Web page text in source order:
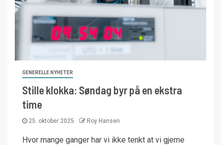
GENERELLE NYHETER
Stille klokka: Søndag byr på en ekstra
time
25. oktober 2025 Roy Hansen
Hvor mange ganger har vi ikke tenkt at vi gjerne